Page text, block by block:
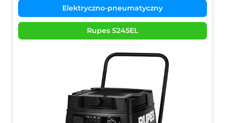
Elektryczno-pneumatyczny
Rupes S245EL